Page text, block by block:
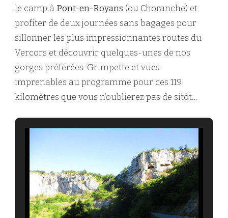
le camp à Pont-en-Royans (ou Choranche) et
profiter de deux journées sans bagages pour
sillonner les plus impressionnantes routes du
Vercors et découvrir quelques-unes de nos
gorges préférées. Grimpette et vues
imprenables au programme pour ces 119
kilomètres que vous n’oublierez pas de sitôt…